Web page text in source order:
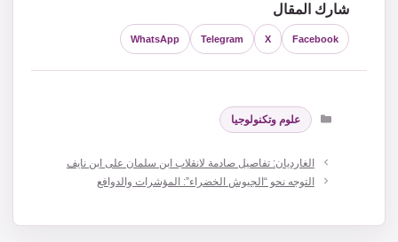
شارك المقال
Facebook
X
Telegram
WhatsApp
التصنيفات
علوم وتكنولوجيا
الغارديان: تفاصيل صادمة لانقلاب ابن سلمان على ابن نايف
التوجه نحو “الجيوش الخضراء”: المؤشرات والدوافع